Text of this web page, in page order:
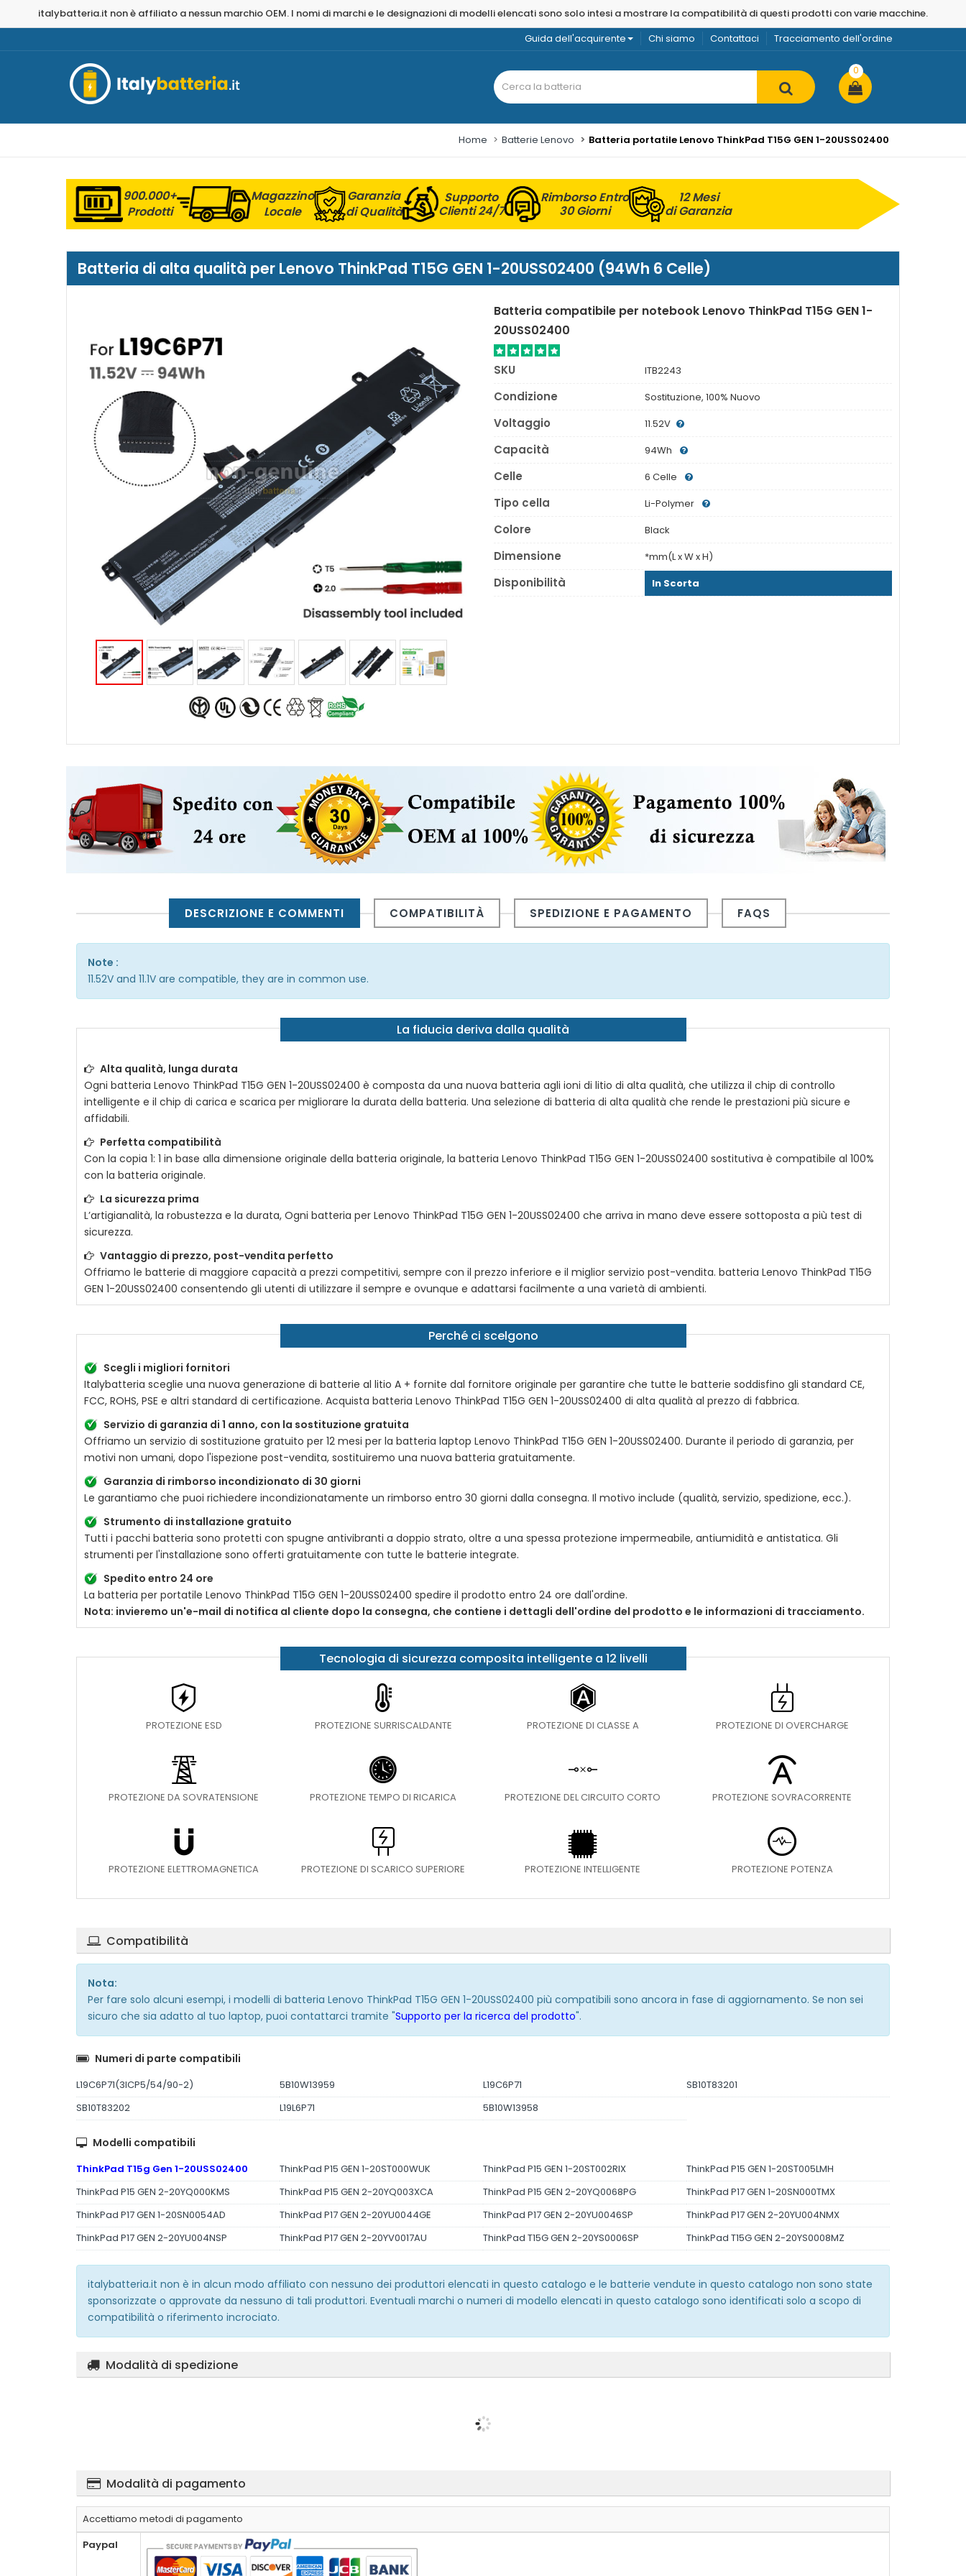
italybatteria.it non è affiliato a nessun marchio OEM. I nomi di marchi e le designazioni di modelli elencati sono solo intesi a mostrare la compatibilità di questi prodotti con varie macchine.
Tracciamento dell'ordine
Contattaci
Chi siamo
Guida dell'acquirente
0
Home Batterie Lenovo Batteria portatile Lenovo ThinkPad T15G GEN 1-20USS02400
900.000+
Prodotti
Magazzino
Locale
Garanzia
di Qualità
Supporto
Clienti 24/7
Rimborso Entro
30 Giorni
12 Mesi
di Garanzia
Batteria di alta qualità per Lenovo ThinkPad T15G GEN 1-20USS02400 (94Wh 6 Celle)
Batteria compatibile per notebook Lenovo ThinkPad T15G GEN 1-
20USS02400
SKU ITB2243
Condizione Sostituzione, 100% Nuovo
Voltaggio 11.52V
Capacità 94Wh
Celle 6 Celle
Tipo cella Li-Polymer
Colore Black
Dimensione *mm(L x W x H)
Disponibilità In Scorta
DESCRIZIONE E COMMENTI COMPATIBILITÀ SPEDIZIONE E PAGAMENTO FAQS
Note :
11.52V and 11.1V are compatible, they are in common use.
La fiducia deriva dalla qualità
Alta qualità, lunga durata
Ogni batteria Lenovo ThinkPad T15G GEN 1-20USS02400 è composta da una nuova batteria agli ioni di litio di alta qualità, che utilizza il chip di controllo
intelligente e il chip di carica e scarica per migliorare la durata della batteria. Una selezione di batteria di alta qualità che rende le prestazioni più sicure e
affidabili.
Perfetta compatibilità
Con la copia 1: 1 in base alla dimensione originale della batteria originale, la batteria Lenovo ThinkPad T15G GEN 1-20USS02400 sostitutiva è compatibile al 100%
con la batteria originale.
La sicurezza prima
L’artigianalità, la robustezza e la durata, Ogni batteria per Lenovo ThinkPad T15G GEN 1-20USS02400 che arriva in mano deve essere sottoposta a più test di
sicurezza.
Vantaggio di prezzo, post-vendita perfetto
Offriamo le batterie di maggiore capacità a prezzi competitivi, sempre con il prezzo inferiore e il miglior servizio post-vendita. batteria Lenovo ThinkPad T15G
GEN 1-20USS02400 consentendo gli utenti di utilizzare il sempre e ovunque e adattarsi facilmente a una varietà di ambienti.
Perché ci scelgono
Scegli i migliori fornitori
Italybatteria sceglie una nuova generazione di batterie al litio A + fornite dal fornitore originale per garantire che tutte le batterie soddisfino gli standard CE,
FCC, ROHS, PSE e altri standard di certificazione. Acquista batteria Lenovo ThinkPad T15G GEN 1-20USS02400 di alta qualità al prezzo di fabbrica.
Servizio di garanzia di 1 anno, con la sostituzione gratuita
Offriamo un servizio di sostituzione gratuito per 12 mesi per la batteria laptop Lenovo ThinkPad T15G GEN 1-20USS02400. Durante il periodo di garanzia, per
motivi non umani, dopo l'ispezione post-vendita, sostituiremo una nuova batteria gratuitamente.
Garanzia di rimborso incondizionato di 30 giorni
Le garantiamo che puoi richiedere incondizionatamente un rimborso entro 30 giorni dalla consegna. Il motivo include (qualità, servizio, spedizione, ecc.).
Strumento di installazione gratuito
Tutti i pacchi batteria sono protetti con spugne antivibranti a doppio strato, oltre a una spessa protezione impermeabile, antiumidità e antistatica. Gli
strumenti per l'installazione sono offerti gratuitamente con tutte le batterie integrate.
Spedito entro 24 ore
La batteria per portatile Lenovo ThinkPad T15G GEN 1-20USS02400 spedire il prodotto entro 24 ore dall'ordine.
Nota: invieremo un'e-mail di notifica al cliente dopo la consegna, che contiene i dettagli dell'ordine del prodotto e le informazioni di tracciamento.
Tecnologia di sicurezza composita intelligente a 12 livelli
PROTEZIONE ESD PROTEZIONE SURRISCALDANTE PROTEZIONE DI CLASSE A PROTEZIONE DI OVERCHARGE
PROTEZIONE DA SOVRATENSIONE PROTEZIONE TEMPO DI RICARICA PROTEZIONE DEL CIRCUITO CORTO PROTEZIONE SOVRACORRENTE
PROTEZIONE ELETTROMAGNETICA PROTEZIONE DI SCARICO SUPERIORE PROTEZIONE INTELLIGENTE PROTEZIONE POTENZA
Compatibilità
Nota:
Per fare solo alcuni esempi, i modelli di batteria Lenovo ThinkPad T15G GEN 1-20USS02400 più compatibili sono ancora in fase di aggiornamento. Se non sei
sicuro che sia adatto al tuo laptop, puoi contattarci tramite "Supporto per la ricerca del prodotto".
Numeri di parte compatibili
L19C6P71(3ICP5/54/90-2) 5B10W13959 L19C6P71
SB10T83201
SB10T83202
L19L6P71 5B10W13958
Modelli compatibili
ThinkPad T15g Gen 1-20USS02400 ThinkPad P15 GEN 1-20ST000WUK ThinkPad P15 GEN 1-20ST002RIX
ThinkPad P15 GEN 1-20ST005LMH
ThinkPad P15 GEN 2-20YQ000KMS
ThinkPad P15 GEN 2-20YQ003XCA ThinkPad P15 GEN 2-20YQ0068PG
ThinkPad P17 GEN 1-20SN000TMX
ThinkPad P17 GEN 1-20SN0054AD
ThinkPad P17 GEN 2-20YU0044GE ThinkPad P17 GEN 2-20YU0046SP
ThinkPad P17 GEN 2-20YU004NMX
ThinkPad P17 GEN 2-20YU004NSP
ThinkPad P17 GEN 2-20YV0017AU ThinkPad T15G GEN 2-20YS0006SP ThinkPad T15G GEN 2-20YS0008MZ
italybatteria.it non è in alcun modo affiliato con nessuno dei produttori elencati in questo catalogo e le batterie vendute in questo catalogo non sono state
sponsorizzate o approvate da nessuno di tali produttori. Eventuali marchi o numeri di modello elencati in questo catalogo sono identificati solo a scopo di
compatibilità o riferimento incrociato.
Modalità di spedizione
Modalità di pagamento
Accettiamo metodi di pagamento
Paypal